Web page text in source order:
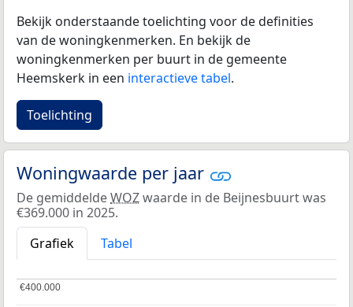
Bekijk onderstaande toelichting voor de definities
van de woningkenmerken. En bekijk de
woningkenmerken per buurt in de gemeente
Heemskerk in een interactieve tabel.
Toelichting
Woningwaarde per jaar
De gemiddeldeWOZwaarde in de Beijnesbuurt was
€369.000 in 2025.
Grafiek
Tabel
€400.000
€400.000